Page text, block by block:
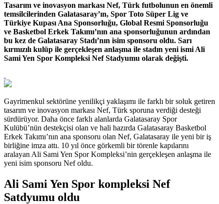
Tasarım ve inovasyon markası Nef, Türk futbolunun en önemli
temsilcilerinden Galatasaray’ın, Spor Toto Süper Lig ve
Türkiye Kupası Ana Sponsorluğu, Global Resmi Sponsorluğu
ve Basketbol Erkek Takımı’nın ana sponsorluğunun ardından
bu kez de Galatasaray Stadı’nın isim sponsoru oldu. Sarı
kırmızılı kulüp ile gerçekleşen anlaşma ile stadın yeni ismi Ali
Sami Yen Spor Kompleksi Nef Stadyumu olarak değişti.
Gayrimenkul sektörüne yenilikçi yaklaşımı ile farklı bir soluk getiren
tasarım ve inovasyon markası Nef, Türk sporuna verdiği desteği
sürdürüyor. Daha önce farklı alanlarda Galatasaray Spor
Kulübü’nün destekçisi olan ve hali hazırda Galatasaray Basketbol
Erkek Takımı’nın ana sponsoru olan Nef, Galatasaray ile yeni bir iş
birliğine imza attı. 10 yıl önce görkemli bir törenle kapılarını
aralayan Ali Sami Yen Spor Kompleksi’nin gerçekleşen anlaşma ile
yeni isim sponsoru Nef oldu.
Ali Sami Yen Spor kompleksi Nef
Satdyumu oldu